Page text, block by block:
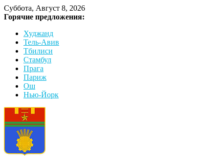
Суббота, Август 8, 2026
Горячие предложения:
Худжанд
Тель-Авив
Тбилиси
Стамбул
Прага
Париж
Ош
Нью-Йорк